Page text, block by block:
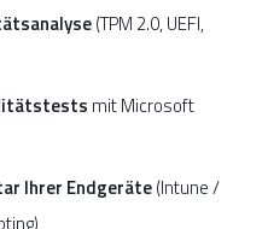
(TPM 2.0, UEFI,
mit Microsoft
Ihrer Endgeräte(Intune /